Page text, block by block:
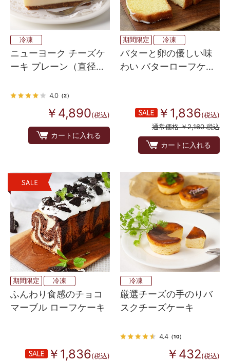
冷凍
ニューヨーク チーズケ
ーキ プレーン（直径約
4.0 （2）
￥4,890(税込)
カートに入れる
期間限定 冷凍
バターと卵の優しい味
わい バターローフケー
￥1,836(税込)
通常価格 ￥2,160 税込
カートに入れる
期間限定 冷凍
ふんわり食感のチョコ
マーブル ローフケーキ
￥1,836(税込)
冷凍
厳選チーズの手のりバ
スクチーズケーキ
4.4（10）
￥432(税込)